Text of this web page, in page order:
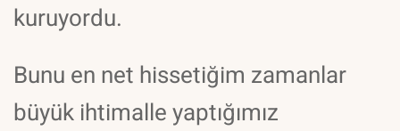
kuruyordu.
Bunu en net hissetiğim zamanlar
büyük ihtimalle yaptığımız